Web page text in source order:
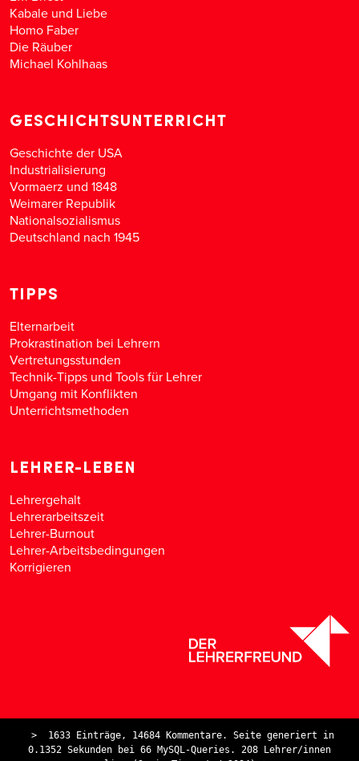
Kabale und Liebe
Homo Faber
Die Räuber
Michael Kohlhaas
GESCHICHTSUNTERRICHT
Geschichte der USA
Industrialisierung
Vormaerz und 1848
Weimarer Republik
Nationalsozialismus
Deutschland nach 1945
TIPPS
Elternarbeit
Prokrastination bei Lehrern
Vertretungsstunden
Technik-Tipps und Tools für Lehrer
Umgang mit Konflikten
Unterrichtsmethoden
LEHRER-LEBEN
Lehrergehalt
Lehrerarbeitszeit
Lehrer-Burnout
Lehrer-Arbeitsbedingungen
Korrigieren
>
1633 Einträge, 14684 Kommentare. Seite generiert in
0.1352 Sekunden bei 66 MySQL-Queries. 208 Lehrer/innen